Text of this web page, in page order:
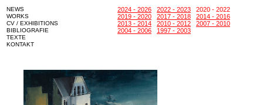
NEWS
WORKS
CV / EXHIBITIONS
BIBLIOGRAFIE
TEXTE
KONTAKT
2024 - 2026 2022 - 2023 2020 - 2022
2019 - 2020
2017 - 2018
2014 - 2016
2013 - 2014
2010 - 2012
2007 - 2010
2004 - 2006
1997 - 2003